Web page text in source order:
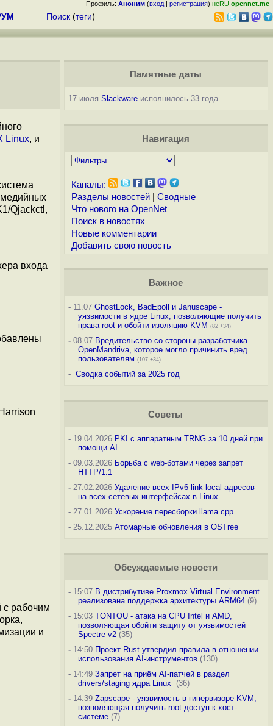
Профиль: Аноним (вход | регистрация) неRU opennet.me
Поиск (теги)
Linux, и
Qjackctl,
входа
с рабочим
и
Памятные даты
17 июля Slackwareисполнилось 33 года
Навигация
Каналы:
Разделы новостей| Сводные
Что нового на OpenNet
Поиск в новостях
Новые комментарии
Добавить свою новость
Важное
-11.07 GhostLock, BadEpoll и Januscape -
уязвимости в ядре Linux, позволяющие получить
права root и обойти изоляцию KVM (82 +34)
-08.07 Вредительство со стороны разработчика
OpenMandriva, которое могло причинить вред
пользователям (107 +34)
- Сводка событий за 2025 год
Советы
-19.04.2026 PKI с аппаратным TRNG за 10 дней при
помощи AI
-09.03.2026 Борьба с web-ботами через запрет
HTTP/1.1
-27.02.2026 Удаление всех IPv6 link-local адресов
на всех сетевых интерфейсах в Linux
-27.01.2026 Ускорение пересборки llama.cpp
-25.12.2025 Атомарные обновления в OSTree
Обсуждаемые новости
-15:07 В дистрибутиве Proxmox Virtual Environment
реализована поддержка архитектуры ARM64(9)
-15:03 TONTOU - атака на CPU Intel и AMD,
позволяющая обойти защиту от уязвимостей
Spectre v2(35)
-14:50 Проект Rust утвердил правила в отношении
использования AI-инструментов(130)
-14:49 Запрет на приём AI-патчей в раздел
drivers/staging ядра Linux
(36)
-14:39 Zapscape - уязвимость в гипервизоре KVM,
позволяющая получить root-доступ к хост-
системе(7)